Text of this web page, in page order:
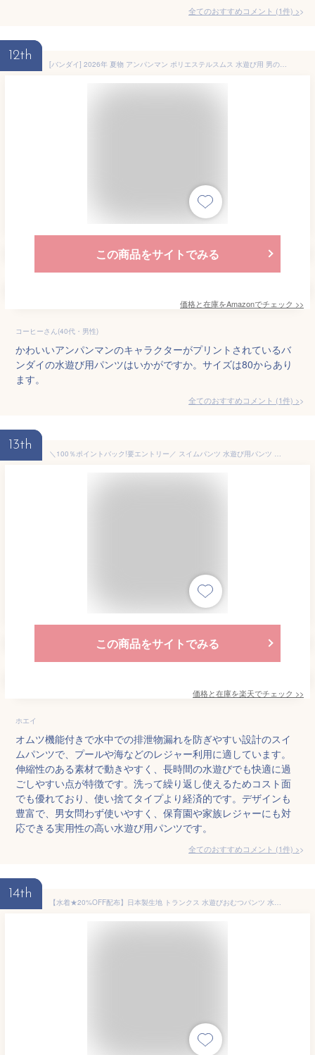
全てのおすすめコメント (1件) >
12th
[バンダイ] 2026年 夏物 アンパンマン ポリエステルスムス 水遊び用 男の子 ベビーパンツ Anpanman サックス◇90cm
この商品をサイトでみる
価格と在庫をAmazonでチェック >>
コーヒーさん(40代・男性)
かわいいアンパンマンのキャラクターがプリントされているバ
ンダイの水遊び用パンツはいかがですか。サイズは80からあり
ます。
全てのおすすめコメント (1件) >
13th
＼100％ポイントバック!要エントリー／ スイムパンツ 水遊び用パンツ オムツ ベビー 水着 キッズ 水遊びパンツ オムツ機能 子供用 スイムウェア プール ビーチ 海 レジャー アウトドア 川遊び 可愛い かわいい ガーリー 女の子 男の子 男児 女児 ファッション
この商品をサイトでみる
価格と在庫を楽天でチェック >>
ホエイ
オムツ機能付きで水中での排泄物漏れを防ぎやすい設計のスイ
ムパンツで、プールや海などのレジャー利用に適しています。
伸縮性のある素材で動きやすく、長時間の水遊びでも快適に過
ごしやすい点が特徴です。洗って繰り返し使えるためコスト面
でも優れており、使い捨てタイプより経済的です。デザインも
豊富で、男女問わず使いやすく、保育園や家族レジャーにも対
応できる実用性の高い水遊び用パンツです。
全てのおすすめコメント (1件) >
14th
【水着★20%OFF配布】日本製生地 トランクス 水遊びおむつパンツ 水着 半袖 長袖 保温 保育園 80cm 90cm 100cm パンツ 男の子 女の子 おむつパンツ 水遊びパンツ ベビースイミング おむつパンツ スイムパンツ 水遊びパンツ 水あそび用おむつ 80 90 100 ウィリーパンツ